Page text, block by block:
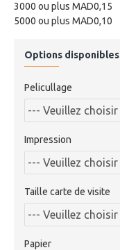
3000 ou plus MAD0,15
5000 ou plus MAD0,10
Options disponibles
Pelicullage
Impression
Taille carte de visite
Papier